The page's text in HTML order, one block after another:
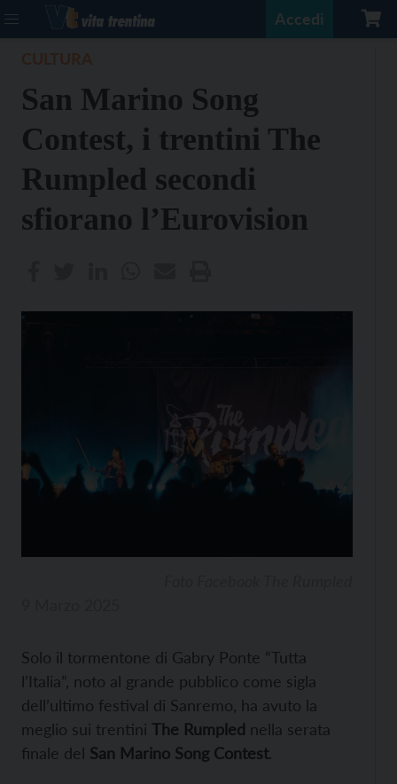
Accedi
San Marino Song
Contest, i trentini The
Rumpled secondi
sfiorano l’Eurovision
Solo il tormentone di Gabry Ponte “Tutta
l’Italia”, noto al grande pubblico come sigla
dell’ultimo festival di Sanremo, ha avuto la
meglio sui trentini The Rumpled nella serata
finale del San Marino Song Contest.